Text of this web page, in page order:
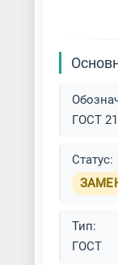
Гибка
Лист
ГОСТ
Статус:
Тип:
ГОСТ